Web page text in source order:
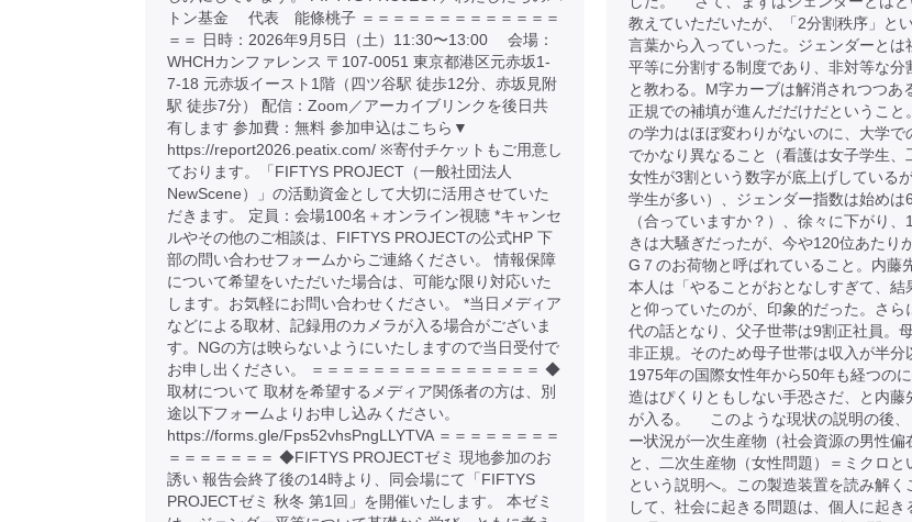
トン基金 代表 能條桃子 ＝＝＝＝＝＝＝＝＝＝＝＝＝
＝＝ 日時：2026年9月5日（土）11:30〜13:00 会場：
WHCHカンファレンス 〒107-0051 東京都港区元赤坂1-
7-18 元赤坂イースト1階（四ツ谷駅 徒歩12分、赤坂見附
駅 徒歩7分） 配信：Zoom／アーカイブリンクを後日共
有します 参加費：無料 参加申込はこちら▼
https://report2026.peatix.com/ ※寄付チケットもご用意し
ております。「FIFTYS PROJECT（一般社団法人
NewScene）」の活動資金として大切に活用させていた
だきます。 定員：会場100名＋オンライン視聴 *キャンセ
ルやその他のご相談は、FIFTYS PROJECTの公式HP 下
部の問い合わせフォームからご連絡ください。 情報保障
について希望をいただいた場合は、可能な限り対応いた
します。お気軽にお問い合わせください。 *当日メディア
などによる取材、記録用のカメラが入る場合がございま
す。NGの方は映らないようにいたしますので当日受付で
お申し出ください。 ＝＝＝＝＝＝＝＝＝＝＝＝＝＝＝ ◆
取材について 取材を希望するメディア関係者の方は、別
途以下フォームよりお申し込みください。
https://forms.gle/Fps52vhsPngLLYTVA ＝＝＝＝＝＝＝＝
＝＝＝＝＝＝＝ ◆FIFTYS PROJECTゼミ 現地参加のお
誘い 報告会終了後の14時より、同会場にて「FIFTYS
PROJECTゼミ 秋冬 第1回」を開催いたします。 本ゼミ
教えていただいたが、「2分割秩序」と
言葉から入っていった。ジェンダーとは
平等に分割する制度であり、非対等な分
と教わる。M字カーブは解消されつつあ
正規での補填が進んだだけだということ
の学力はほぼ変わりがないのに、大学で
でかなり異なること（看護は女子学生、
女性が3割という数字が底上げしている
学生が多い）、ジェンダー指数は始めは
（合っていますか？）、徐々に下がり、
きは大騒ぎだったが、今や120位あたり
G７のお荷物と呼ばれていること。内藤
本人は「やることがおとなしすぎて、結
と仰っていたのが、印象的だった。さら
代の話となり、父子世帯は9割正社員。
非正規。そのため母子世帯は収入が半分
1975年の国際女性年から50年も経つの
造はぴくりともしない手恐さだ、と内藤
が入る。 このような現状の説明の後、
ー状況が一次生産物（社会資源の男性偏
と、二次生産物（女性問題）＝ミクロと
という説明へ。この製造装置を読み解く
して、社会に起きる問題は、個人に起き